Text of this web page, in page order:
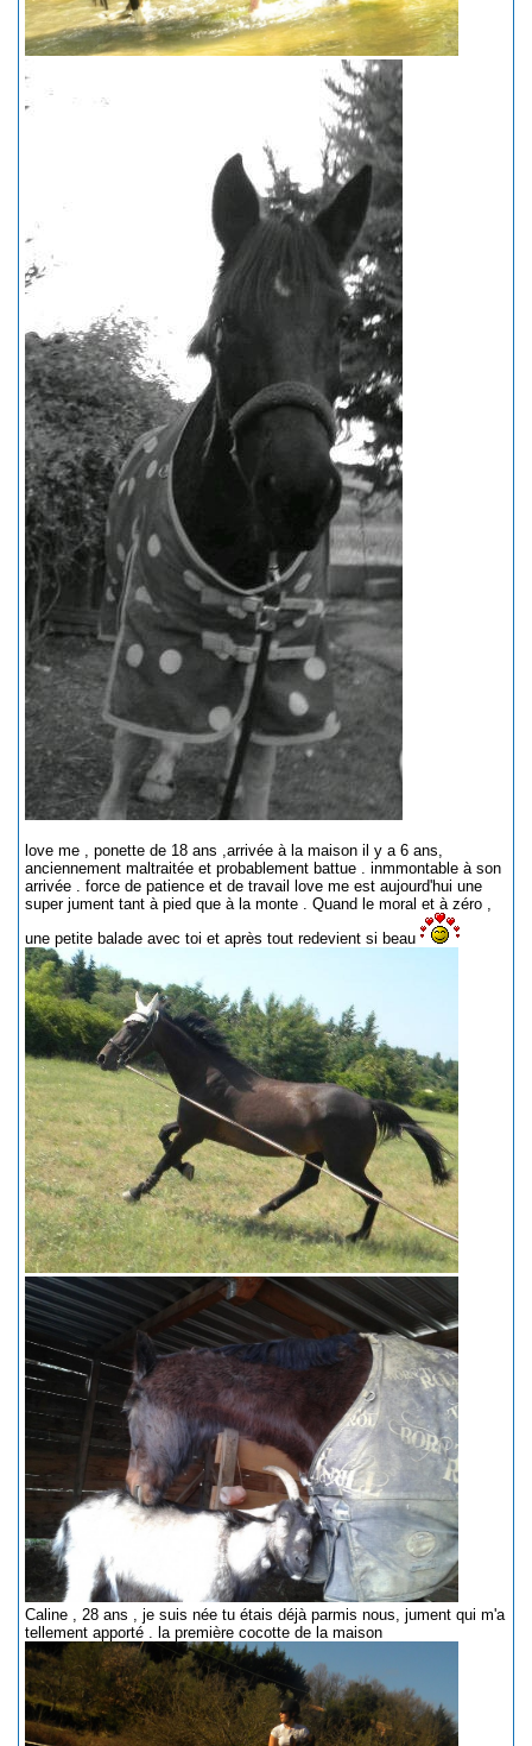
love me , ponette de 18 ans ,arrivée à la maison il y a 6 ans,
anciennement maltraitée et probablement battue . inmmontable à son
arrivée . force de patience et de travail love me est aujourd'hui une
super jument tant à pied que à la monte . Quand le moral et à zéro ,
une petite balade avec toi et après tout redevient si beau
Caline , 28 ans , je suis née tu étais déjà parmis nous, jument qui m'a
tellement apporté . la première cocotte de la maison